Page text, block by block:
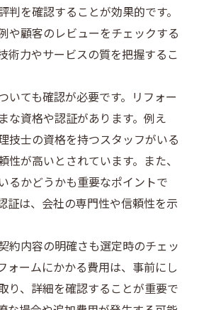
判を確認することが効果的です。
や顧客のレビューをチェックする
術力やサービスの質を把握するこ
いても確認が必要です。リフォー
な資格や認証があります。例え
技士の資格を持つスタッフがいる
性が高いとされています。また、
るかどうかも重要なポイントで
証は、会社の専門性や信頼性を示
約内容の明確さも選定時のチェッ
ォームにかかる費用は、事前にし
り、詳細を確認することが重要で